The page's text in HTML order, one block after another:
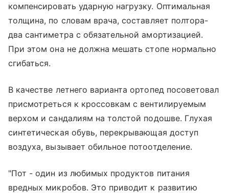
компенсировать ударную нагрузку. Оптимальная
толщина, по словам врача, составляет полтора-
два сантиметра с обязательной амортизацией.
При этом она не должна мешать стопе нормально
сгибаться.
В качестве летнего варианта ортопед посоветовал
присмотреться к кроссовкам с вентилируемым
верхом и сандалиям на толстой подошве. Глухая
синтетическая обувь, перекрывающая доступ
воздуха, вызывает обильное потоотделение.
"Пот - один из любимых продуктов питания
вредных микробов. Это приводит к развитию